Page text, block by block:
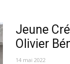
Jeune
Olivier
14 mai 2022